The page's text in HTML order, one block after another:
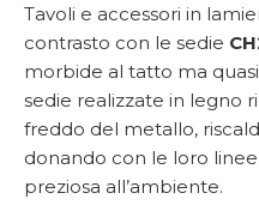
Tavoli e accessori in
contrasto con le sedie
morbide al tatto ma
sedie realizzate in legno
freddo del metallo,
donando con le loro linee
preziosa all’ambiente.